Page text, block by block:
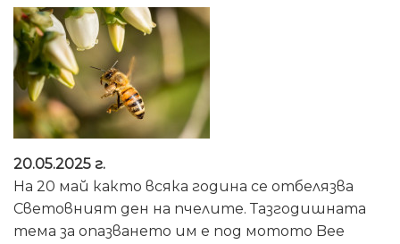
20.05.2025 г.
На 20 май както всяка година се отбелязва
Световният ден на пчелите. Тазгодишната
тема за опазването им е под мотото Bee